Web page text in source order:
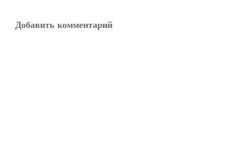
Добавить комментарий